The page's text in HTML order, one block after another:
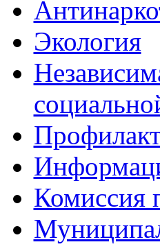
Экология
Комиссия